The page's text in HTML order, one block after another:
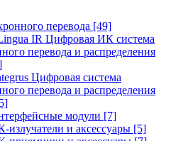
перевода [49]
IR Цифровая ИК система
перевода и распределения
Цифровая система
перевода и распределения
модули [7]
излучатели и аксессуары [5]